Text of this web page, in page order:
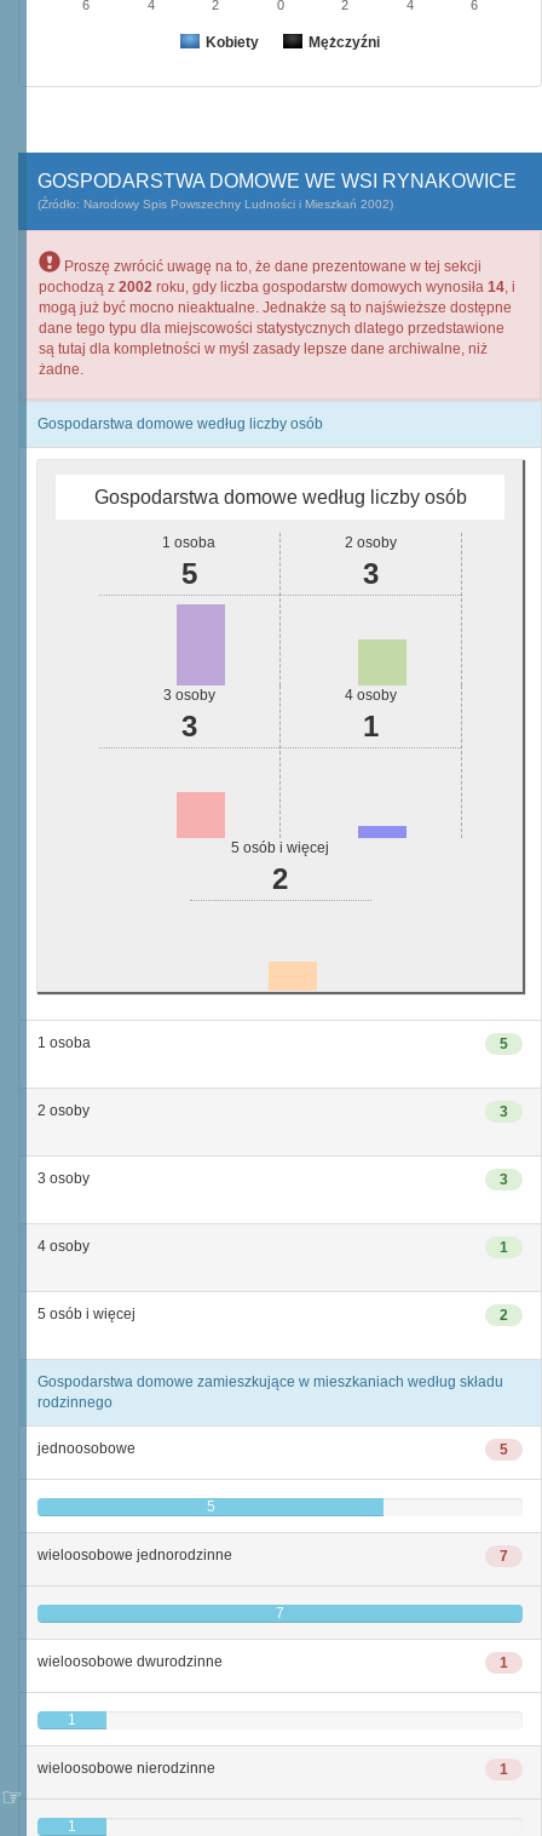
Kobiety Mężczyźni
6 4 2 0 2 4 6
GOSPODARSTWA DOMOWE WE WSI RYNAKOWICE
(Źródło: Narodowy Spis Powszechny Ludności i Mieszkań 2002)
Proszę zwrócić uwagę na to, że dane prezentowane w tej sekcji
pochodzą z 2002 roku, gdy liczba gospodarstw domowych wynosiła 14, i
mogą już być mocno nieaktualne. Jednakże są to najświeższe dostępne
dane tego typu dla miejscowości statystycznych dlatego przedstawione
są tutaj dla kompletności w myśl zasady lepsze dane archiwalne, niż
żadne.
Gospodarstwa domowe według liczby osób
Gospodarstwa domowe według liczby osób
1 osoba
5
2 osoby
3
3 osoby
3
4 osoby
1
5 osób i więcej
2
5
1 osoba
3
2 osoby
3
3 osoby
1
4 osoby
2
5 osób i więcej
Gospodarstwa domowe zamieszkujące w mieszkaniach według składu
rodzinnego
5
jednoosobowe
5
7
wieloosobowe jednorodzinne
7
1
wieloosobowe dwurodzinne
1
1
wieloosobowe nierodzinne
1